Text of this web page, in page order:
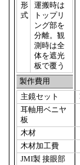
形
式
運搬時は
トップリ
ング部を
分離。観
測時は全
体を遮光
板で覆う
製作費用
主鏡セット
耳軸用ベニヤ
板
木材
木材加工費
JMI製 接眼部